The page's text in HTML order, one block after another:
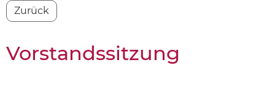
Zurück
Vorstandssitzung